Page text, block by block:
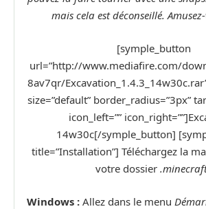
mais cela est déconseillé.
[symple_button
url=”http://www.mediafire.com/
8av7qr/
size=”default” border_radius=”3px”
icon_left=””
14w30c[/symple_button]
title=”Installation”] Téléchargez la
votre dossier
Windows : Allez dans le menu